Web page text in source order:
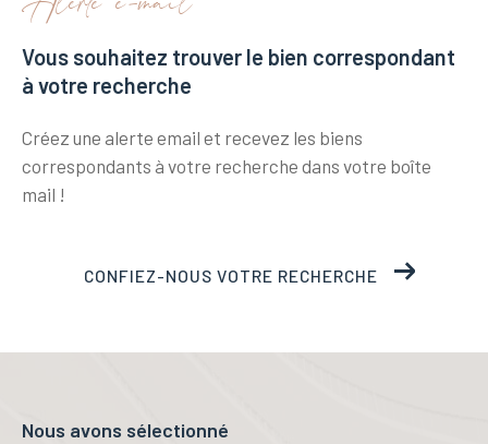
Vous souhaitez trouver le bien correspondant
à votre recherche
Créez une alerte email et recevez les biens
correspondants à votre recherche dans votre boîte
mail !
CONFIEZ-NOUS VOTRE RECHERCHE
Nous avons sélectionné